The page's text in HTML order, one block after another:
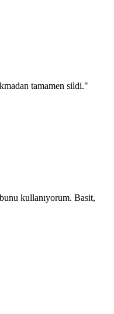
tamamen sildi."
kullanıyorum. Basit,